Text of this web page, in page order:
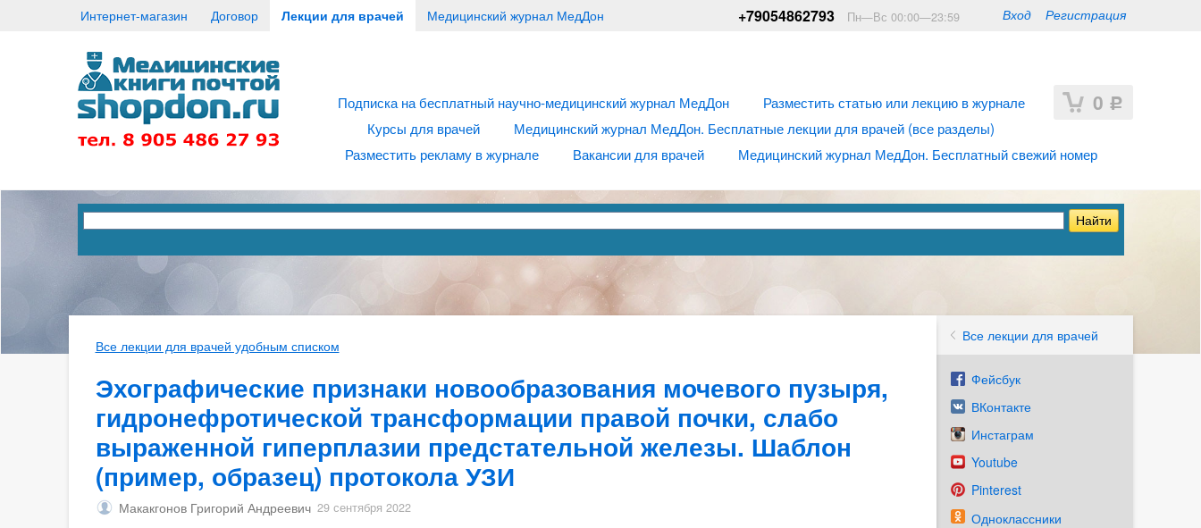
Интернет-магазин Договор Лекции для врачей Медицинский журнал МедДон Вход Регистрация
+79054862793 Пн—Вс 00:00—23:59
0 Р
Подписка на бесплатный научно-медицинский журнал МедДон
Разместить статью или лекцию в журнале
Курсы для врачей
Медицинский журнал МедДон. Бесплатные лекции для врачей (все разделы)
Разместить рекламу в журнале
Вакансии для врачей Медицинский журнал МедДон. Бесплатный свежий номер
Все лекции для врачей
Фейсбук
ВКонтакте
Инстаграм
Youtube
Pinterest
Одноклассники
Все лекции для врачей удобным списком
Эхографические признаки новообразования мочевого пузыря,
гидронефротической трансформации правой почки, слабо
выраженной гиперплазии предстательной железы. Шаблон
(пример, образец) протокола УЗИ
Макакгонов Григорий Андреевич 29 сентября 2022